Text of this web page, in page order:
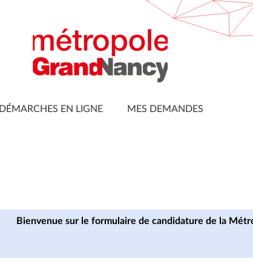
DÉMARCHES EN LIGNE MES DEMANDES
Bienvenue sur le formulaire de candidature de la